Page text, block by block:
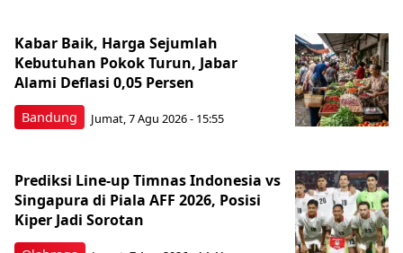
Bandung
Kabar Baik, Harga Sejumlah
Kebutuhan Pokok Turun, Jabar
Alami Deflasi 0,05 Persen
Jumat, 7 Agu 2026 - 15:55
Prediksi Line-up Timnas Indonesia vs
Singapura di Piala AFF 2026, Posisi
Kiper Jadi Sorotan